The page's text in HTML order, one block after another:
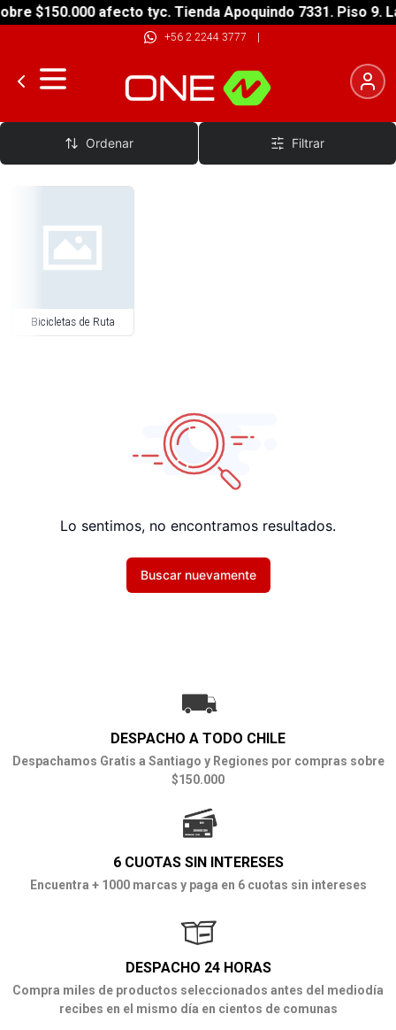
$150.000 afecto tyc. Tienda Apoquindo 7331. Piso 9.
+56 2 2244 3777 |
Bicicletas Ruta
Ordenar Filtrar
Bicicletas de Ruta
Lo sentimos, no encontramos resultados.
Buscar nuevamente
DESPACHO A TODO CHILE
Despachamos Gratis a Santiago y Regiones por compras sobre
$150.000
6 CUOTAS SIN INTERESES
Encuentra + 1000 marcas y paga en 6 cuotas sin intereses
DESPACHO 24 HORAS
Compra miles de productos seleccionados antes del mediodía
recibes en el mismo día en cientos de comunas